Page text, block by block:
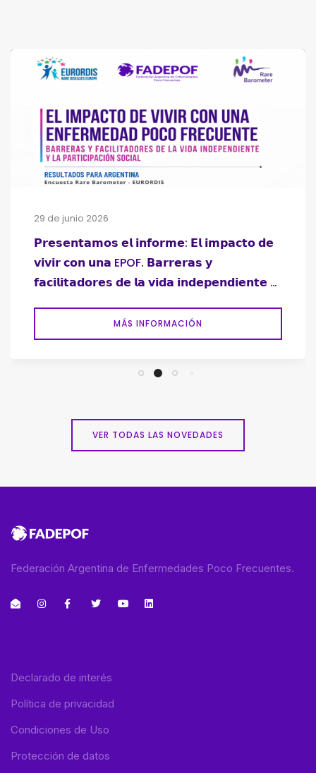
29 de junio 2026
𝗣𝗿𝗲𝘀𝗲𝗻𝘁𝗮𝗺𝗼𝘀 𝗲𝗹 𝗶𝗻𝗳𝗼𝗿𝗺𝗲: 𝗘𝗹 𝗶𝗺𝗽𝗮𝗰𝘁𝗼 𝗱𝗲
𝘃𝗶𝘃𝗶𝗿 𝗰𝗼𝗻 𝘂𝗻𝗮 EPOF. 𝗕𝗮𝗿𝗿𝗲𝗿𝗮𝘀 𝘆
𝗳𝗮𝗰𝗶𝗹𝗶𝘁𝗮𝗱𝗼𝗿𝗲𝘀 𝗱𝗲 𝗹𝗮 𝘃𝗶𝗱𝗮 𝗶𝗻𝗱𝗲𝗽𝗲𝗻𝗱𝗶𝗲𝗻𝘁𝗲 𝘆
MÁS INFORMACIÓN
VER TODAS LAS NOVEDADES
Federación Argentina de Enfermedades Poco Frecuentes.
Declarado de interés
Política de privacidad
Condiciones de Uso
Protección de datos